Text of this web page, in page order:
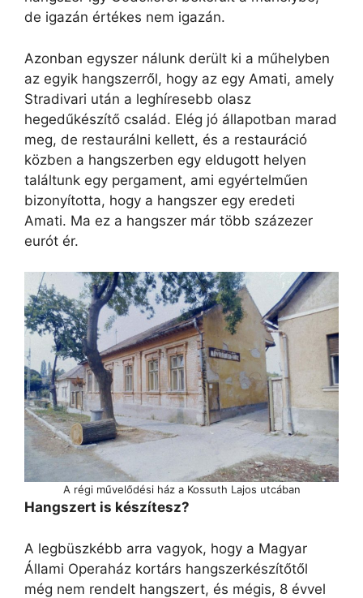
de igazán értékes nem igazán.
Azonban egyszer nálunk derült ki a műhelyben
az egyik hangszerről, hogy az egy Amati, amely
Stradivari után a leghíresebb olasz
hegedűkészítő család. Elég jó állapotban marad
meg, de restaurálni kellett, és a restauráció
közben a hangszerben egy eldugott helyen
találtunk egy pergament, ami egyértelműen
bizonyította, hogy a hangszer egy eredeti
Amati. Ma ez a hangszer már több százezer
eurót ér.
A régi művelődési ház a Kossuth Lajos utcában
Hangszert is készítesz?
A legbüszkébb arra vagyok, hogy a Magyar
Állami Operaház kortárs hangszerkészítőtől
még nem rendelt hangszert, és mégis, 8 évvel